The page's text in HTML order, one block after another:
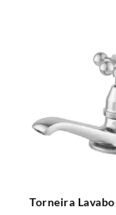
Torneira